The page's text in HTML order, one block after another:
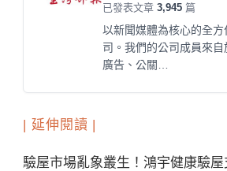
已發表文章3,945 篇
以新聞媒體為核心的全
司。我們的公司成員來自
廣告、公關…
| 延伸閱讀 |
驗屋市場亂象叢生！鴻宇健康驗